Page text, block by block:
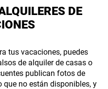
DE
tus vacaciones, puedes
de alquiler de casas o
publican fotos de
que no están disponibles, y